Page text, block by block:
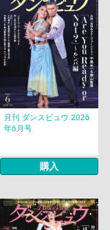
月刊 ダンスビュウ 2026
年6月号
購入